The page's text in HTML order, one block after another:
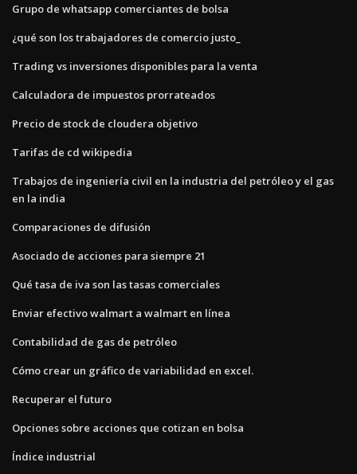
Grupo de whatsapp comerciantes de bolsa
¿qué son los trabajadores de comercio justo_
Trading vs inversiones disponibles para la venta
Calculadora de impuestos prorrateados
Precio de stock de cloudera objetivo
Tarifas de cd wikipedia
Trabajos de ingeniería civil en la industria del petróleo y el gas
en la india
Comparaciones de difusión
Asociado de acciones para siempre 21
Qué tasa de iva son las tasas comerciales
Enviar efectivo walmart a walmart en línea
Contabilidad de gas de petróleo
Cómo crear un gráfico de variabilidad en excel.
Recuperar el futuro
Opciones sobre acciones que cotizan en bolsa
Índice industrial